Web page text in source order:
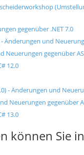
gegenüber .NET 7.0
- Änderungen und
Neuerungen gegenüber
12.0
- Änderungen und
Neuerungen gegenüber
13.0
können Sie